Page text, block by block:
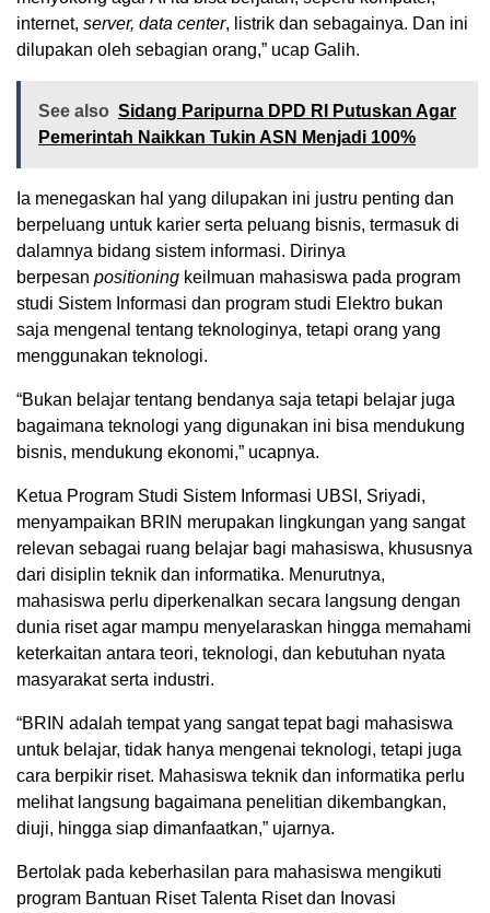
internet, server, data center, listrik dan sebagainya. Dan ini
dilupakan oleh sebagian orang,” ucap Galih.
See also Sidang Paripurna DPD RI Putuskan Agar
Pemerintah Naikkan Tukin ASN Menjadi 100%
Ia menegaskan hal yang dilupakan ini justru penting dan
berpeluang untuk karier serta peluang bisnis, termasuk di
dalamnya bidang sistem informasi. Dirinya
berpesan positioning keilmuan mahasiswa pada program
studi Sistem Informasi dan program studi Elektro bukan
saja mengenal tentang teknologinya, tetapi orang yang
menggunakan teknologi.
“Bukan belajar tentang bendanya saja tetapi belajar juga
bagaimana teknologi yang digunakan ini bisa mendukung
bisnis, mendukung ekonomi,” ucapnya.
Ketua Program Studi Sistem Informasi UBSI, Sriyadi,
menyampaikan BRIN merupakan lingkungan yang sangat
relevan sebagai ruang belajar bagi mahasiswa, khususnya
dari disiplin teknik dan informatika. Menurutnya,
mahasiswa perlu diperkenalkan secara langsung dengan
dunia riset agar mampu menyelaraskan hingga memahami
keterkaitan antara teori, teknologi, dan kebutuhan nyata
masyarakat serta industri.
“BRIN adalah tempat yang sangat tepat bagi mahasiswa
untuk belajar, tidak hanya mengenai teknologi, tetapi juga
cara berpikir riset. Mahasiswa teknik dan informatika perlu
melihat langsung bagaimana penelitian dikembangkan,
diuji, hingga siap dimanfaatkan,” ujarnya.
Bertolak pada keberhasilan para mahasiswa mengikuti
program Bantuan Riset Talenta Riset dan Inovasi